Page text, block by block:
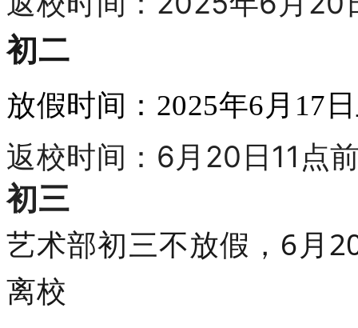
初二
放假时间：2025年6月17
返校时间：6月20日11点
初三
艺术部初三不放假，6月
离校